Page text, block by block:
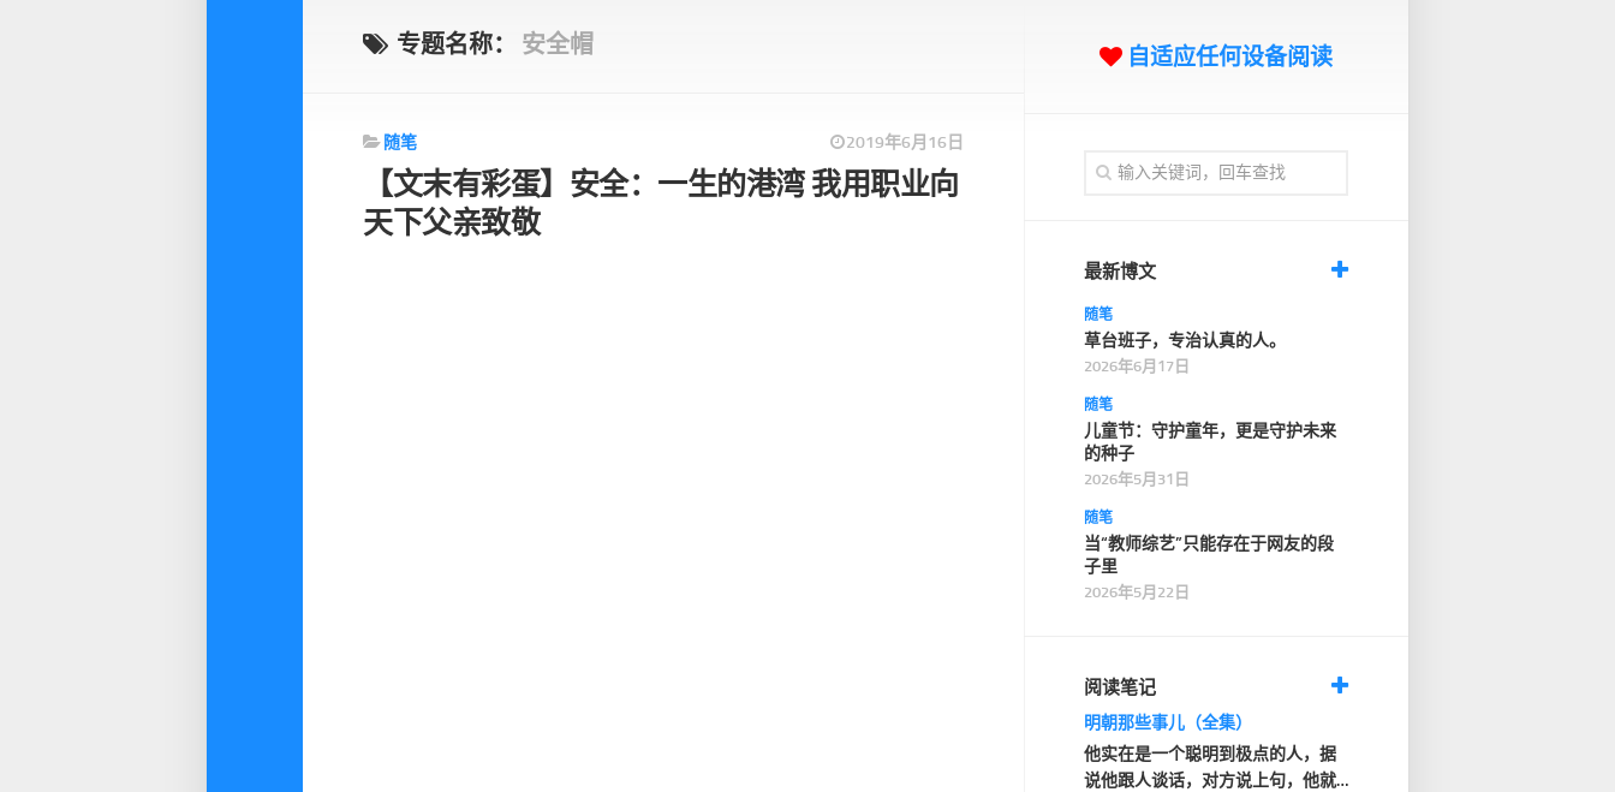
专题名称： 安全帽
随笔 2019年6月16日
【文末有彩蛋】安全：一生的港湾 我用职业向
天下父亲致敬
自适应任何设备阅读
最新博文
随笔
草台班子，专治认真的人。
2026年6月17日
随笔
儿童节：守护童年，更是守护未来
的种子
2026年5月31日
随笔
当“教师综艺”只能存在于网友的段
子里
2026年5月22日
阅读笔记
明朝那些事儿（全集）
他实在是一个聪明到极点的人，据
说他跟人谈话，对方说上句，他就